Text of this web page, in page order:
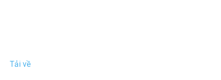
Tải về